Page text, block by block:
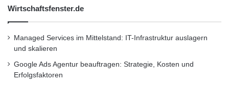
Der Bericht entstand unter der Leitung der
Global Reporting Initiatives (GRI) und
und heruntergeladen werden:
Wirtschaftsfenster.de
Managed Services im Mittelstand: IT-Infrastruktur auslagern
und skalieren
Google Ads Agentur beauftragen: Strategie, Kosten und
Erfolgsfaktoren